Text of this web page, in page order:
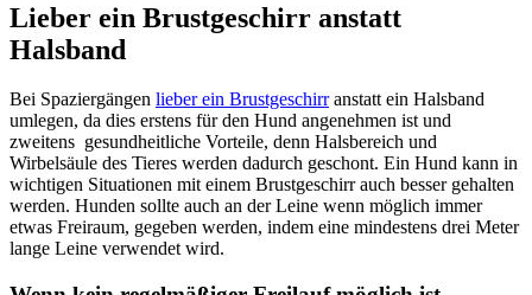
Lieber ein Brustgeschirr anstatt
Halsband
Bei Spaziergängen lieber ein Brustgeschirranstatt ein Halsband
umlegen, da dies erstens für den Hund angenehmen ist und
zweitens gesundheitliche Vorteile, denn Halsbereich und
Wirbelsäule des Tieres werden dadurch geschont. Ein Hund kann in
wichtigen Situationen mit einem Brustgeschirr auch besser gehalten
werden. Hunden sollte auch an der Leine wenn möglich immer
etwas Freiraum, gegeben werden, indem eine mindestens drei Meter
lange Leine verwendet wird.